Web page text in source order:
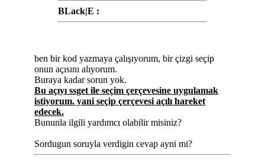
BLack|E :
ben bir kod yazmaya çalışıyorum, bir çizgi seçip
onun açısını alıyorum.
Buraya kadar sorun yok.
Bu açıyı ssget ile seçim çerçevesine uygulamak
istiyorum. yani seçip çerçevesi açılı hareket
edecek.
Bununla ilgili yardımcı olabilir misiniz?
Sordugun soruyla verdigin cevap ayni mi?